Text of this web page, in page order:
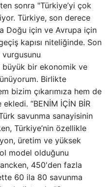
sonra "Türkiye’yi çok
Türkiye, son derece
Doğu için ve Avrupa için
kapısı niteliğinde. Son
büyük bir ekonomik ve
Birlikte
bizim çıkarımıza hem de
ekledi. “BENİM İÇİN BİR
savunma sanayisinin
Türkiye’nin özellikle
üretim ve yüksek
model olduğunu
450'den fazla
60 ila 80 savunma